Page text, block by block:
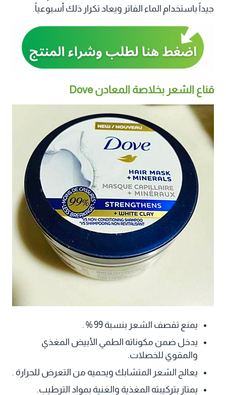
جيداً باستخدام الماء الفاتر ويعاد تكرار ذلك أسبوعياً.
قناع الشعر بخلاصة المعادن Dove‏
يمنع تقصف الشعر بنسبة 99 % .
يدخل ضمن مكوناته الطمي الأبيض المغذي
والمقوي للخصلات.
يعالج الشعر المتشابك ويحميه من التعرض للحرارة .
يمتاز بتركيبته المغذية والغنية بمواد الترطيب.